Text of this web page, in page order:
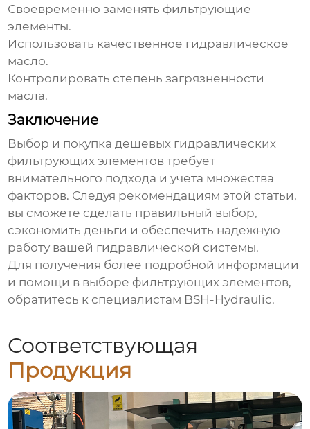
Своевременно заменять фильтрующие
элементы.
Использовать качественное гидравлическое
масло.
Контролировать степень загрязненности
масла.
Заключение
Выбор и покупкадешевых гидравлических
фильтрующих элементов требует
внимательного подхода и учета множества
факторов. Следуя рекомендациям этой статьи,
вы сможете сделать правильный выбор,
сэкономить деньги и обеспечить надежную
работу вашей гидравлической системы.
Для получения более подробной информации
и помощи в выборе фильтрующих элементов,
обратитесь к специалистам BSH-Hydraulic.
Соответствующая
Продукция